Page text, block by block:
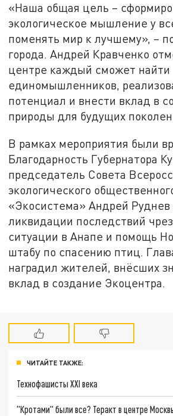
«Наша общая цель –
экологическое мышление у
поменять мир к лучшему», –
города. Андрей Кравченко
центре каждый сможет найти
единомышленников,
потенциал и внести вклад в
природы для будущих
В рамках мероприятия были
Благодарность Губернатора
председатель Совета
экологического
«Экосистема» Андрей Руднев
ликвидации последствий
ситуации в Анапе и помощь
штабу по спасению птиц.
наградил жителей, внёсших
вклад в создание Экоцентра.
ЧИТАЙТЕ ТАКЖЕ:
Технофашисты XXI века
"Кротами" были все? Теракт в центре